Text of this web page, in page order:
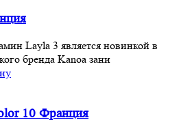
Layla 3 является новинкой в
бренда Kanoa зани
10 Франция